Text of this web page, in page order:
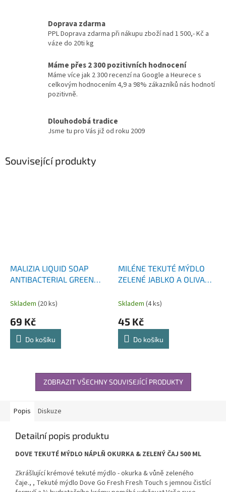
Doprava zdarma
PPL Doprava zdarma při nákupu zboží nad 1 500,- Kč a
váze do 20ti kg
Máme přes 2 300 pozitivních hodnocení
Máme více jak 2 300 recenzí na Google a Heurece s
celkovým hodnocením 4,9 a 98% zákazníků nás hodnotí
pozitivně.
Dlouhodobá tradice
Jsme tu pro Vás již od roku 2009
Související produkty
MALIZIA LIQUID SOAP
ANTIBACTERIAL GREEN
TEKUTÉ MÝDLO 1000 ML
Skladem (20 ks)
69 Kč
Do košíku
MILÉNE TEKUTÉ MÝDLO
ZELENÉ JABLKO A OLIVA
ML
Skladem (4 ks)
45 Kč
Do košíku
ZOBRAZIT VŠECHNY SOUVISEJÍCÍ PRODUKTY
Popis Diskuze
Detailní popis produktu
DOVE TEKUTÉ MÝDLO NÁPLŇ OKURKA & ZELENÝ ČAJ 500 ML
Zkrášlující krémové tekuté mýdlo - okurka & vůně zeleného
čaje., , Tekuté mýdlo Dove Go Fresh Fresh Touch s jemnou čistící